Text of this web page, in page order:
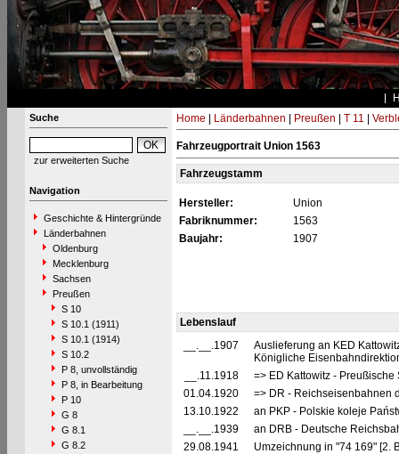
Suche
zur erweiterten Suche
Navigation
Geschichte & Hintergründe
Länderbahnen
Oldenburg
Mecklenburg
Sachsen
Preußen
S 10
S 10.1 (1911)
S 10.1 (1914)
S 10.2
P 8, unvollständig
P 8, in Bearbeitung
P 10
G 8
G 8.1
G 8.2
Home Länderbahnen Preußen T 11
Fahrzeugportrait Union 1563
Fahrzeugstamm
Hersteller:
Union
Fabriknummer:
1563
Baujahr:
1907
Lebenslauf
__.__.1907
Auslieferung an KED
Königliche
__.11.1918
=> ED Kattowitz -
01.04.1920
=> DR - Reichseisenbahnen
13.10.1922
an PKP - Polskie koleje
__.__.1939
an DRB - Deutsche
29.08.1941
Umzeichnung in "74 169" [2.